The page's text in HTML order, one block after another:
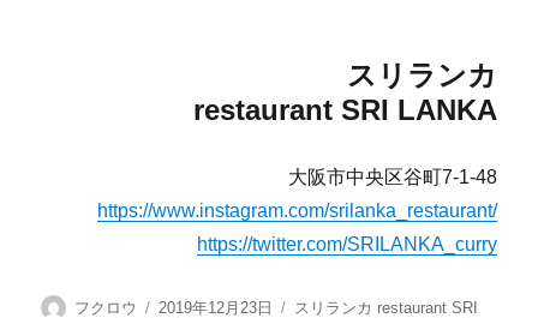
スリランカ
restaurant SRI LANKA
大阪市中央区谷町7-1-48
https://www.instagram.com/srilanka_restaurant/
https://twitter.com/SRILANKA_curry
投
フクロウ
投
2019年12月23日
カ
スリランカ restaurant SRI